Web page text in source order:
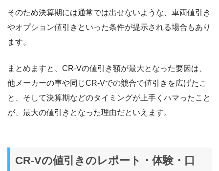
そのため決算期には通常では出せないような、車両値引き
やオプション値引きといった条件が提示される場合もあり
ます。
まとめますと、CR-Vの値引き額が最大となった要因は、
他メーカーの車や同じCR-Vでの競合で値引きを広げたこ
と、そして決算期などのタイミングが上手くハマったこと
が、最大の値引きとなった理由だといえます。
CR-Vの値引きのレポート・体験・口